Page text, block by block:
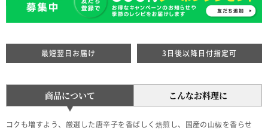
最短翌日お届け 3日後以降日付指定可
商品について こんなお料理に
コクも増すよう、厳選した唐辛子を香ばしく焙煎し、国産の山椒を香らせ